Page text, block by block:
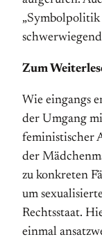
Zum
Wie eingangs
der Umgang
feministischer
der
zu konkreten
um
Rechtsstaat.
einmal